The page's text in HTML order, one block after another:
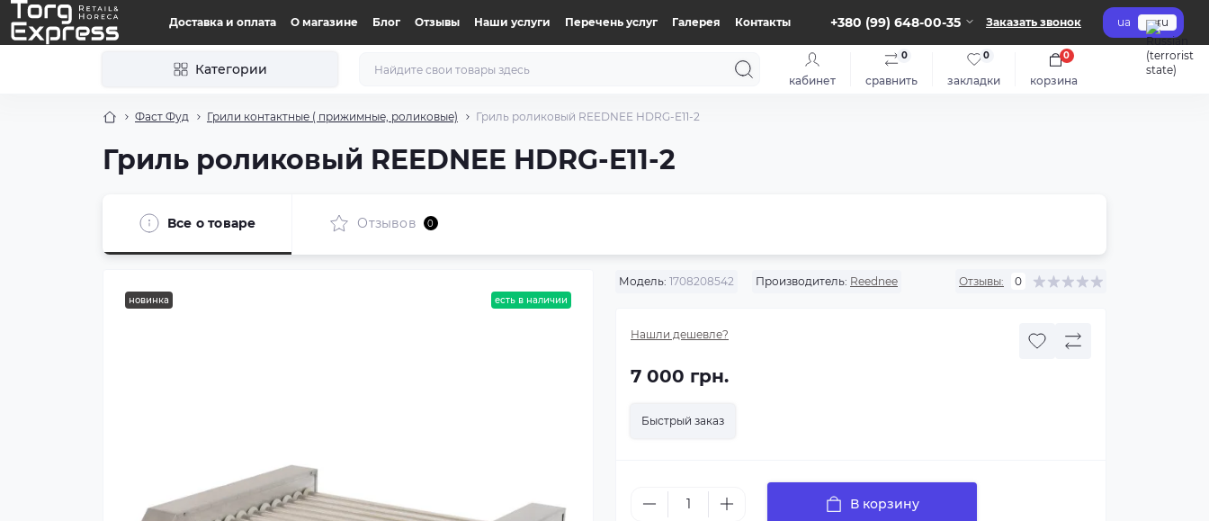
Доставка и оплата О магазине Блог Отзывы Наши услуги Перечень услуг Галерея Контакты +380 (99) 648-00-35 Заказать звонок ua ru
Категории
кабинет сравнить
0
закладки
0
корзина
0
Фаст Фуд Грили контактные ( прижимные, роликовые) Гриль роликовый REEDNEE HDRG-E11-2
Гриль роликовый REEDNEE HDRG-E11-2
Все о товаре Отзывов 0
новинка есть в наличии
Модель: 1708208542 Производитель: Reednee Отзывы: 0
Нашли дешевле?
7 000 грн.
Быстрый заказ
В корзину